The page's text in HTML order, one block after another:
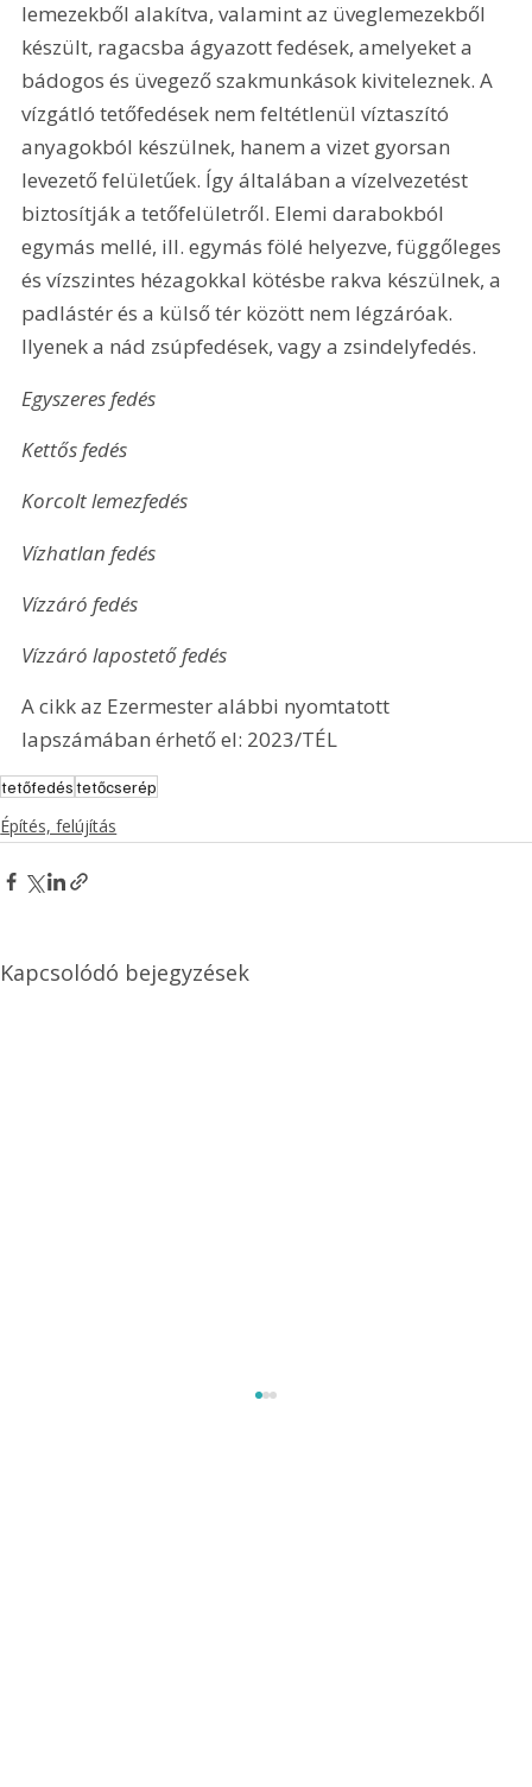
lemezekből alakítva, valamint az üveglemezekből
készült, ragacsba ágyazott fedések, amelyeket a
bádogos és üvegező szakmunkások kiviteleznek. A
vízgátló tetőfedések nem feltétlenül víztaszító
anyagokból készülnek, hanem a vizet gyorsan
levezető felületűek. Így általában a vízelvezetést
biztosítják a tetőfelületről. Elemi darabokból
egymás mellé, ill. egymás fölé helyezve, függőleges
és vízszintes hézagokkal kötésbe rakva készülnek, a
padlástér és a külső tér között nem légzáróak.
Ilyenek a nád zsúpfedések, vagy a zsindelyfedés.
Egyszeres fedés
Kettős fedés
Korcolt lemezfedés
Vízhatlan fedés
Vízzáró fedés
Vízzáró lapostető fedés
A cikk az Ezermester alábbi nyomtatott
lapszámában érhető el: 2023/TÉL
tetőfedéstetőcserép
Építés, felújítás
Kapcsolódó bejegyzések